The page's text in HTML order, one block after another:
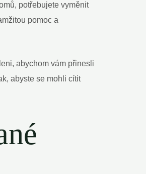
potřebujete vyměnit
pomoc a
abychom vám přinesli
abyste se mohli cítit